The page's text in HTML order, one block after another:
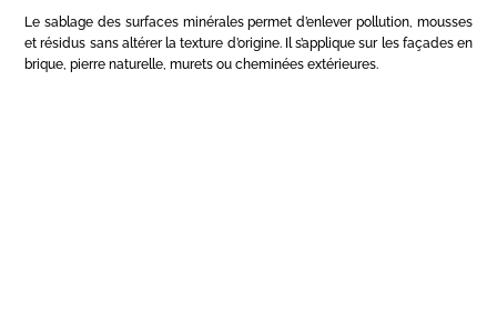
Le sablage des surfaces minérales permet d’enlever pollution, mousses
et résidus sans altérer la texture d’origine. Il s’applique sur les façades en
brique, pierre naturelle, murets ou cheminées extérieures.